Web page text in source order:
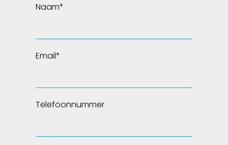
Naam*
Email*
Telefoonnummer